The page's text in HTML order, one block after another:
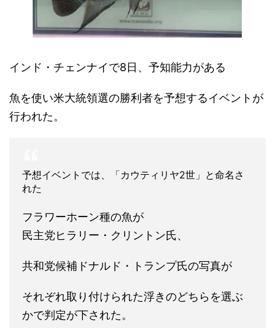
インド・チェンナイで8日、予知能力がある
魚を使い米大統領選の勝利者を予想するイベントが
行われた。
予想イベントでは、「カウティリヤ2世」と命名さ
れた
フラワーホーン種の魚が
民主党ヒラリー・クリントン氏、
共和党候補ドナルド・トランプ氏の写真が
それぞれ取り付けられた浮きのどちらを選ぶ
かで判定が下された。